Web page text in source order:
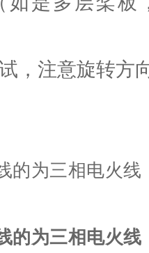
，注意旋转方
法：
的为三相电火
的为三相电火